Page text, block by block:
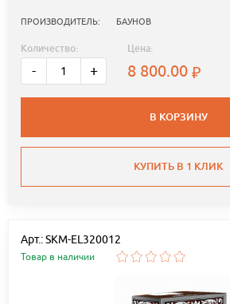
ПРОИЗВОДИТЕЛЬ: БАУНОВ
Количество:
- +
Цена:
8 800.00
В КОРЗИНУ
КУПИТЬ В 1 КЛИК
Арт.: SKM-EL320012
Товар в наличии